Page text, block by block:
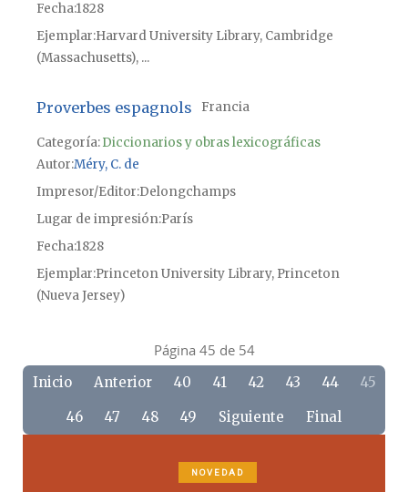
Fecha1828
Ejemplar Harvard University Library, Cambridge
(Massachusetts), ...
Proverbes espagnols Francia
Categoría:Diccionarios y obras lexicográficas
Autor Méry, C. de
Impresor/Editor Delongchamps
Lugar de impresiónParís
Fecha1828
Ejemplar Princeton University Library, Princeton
(Nueva Jersey)
Página 45 de 54
Inicio Anterior 40 41 42 43 44
45
46
47 48 49 Siguiente Final
NOVEDAD